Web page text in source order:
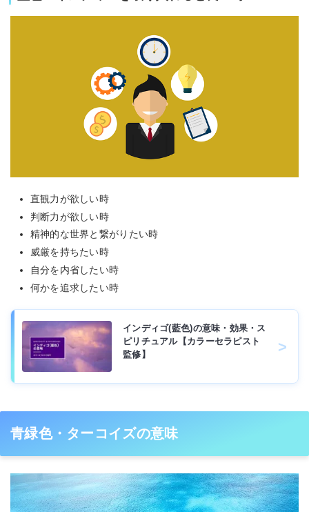
直観力が欲しい時
判断力が欲しい時
精神的な世界と繋がりたい時
威厳を持ちたい時
自分を内省したい時
何かを追求したい時
インディゴ(藍色)の意味・効果・ス
ピリチュアル【カラーセラピスト
監修】
青緑色・ターコイズの意味